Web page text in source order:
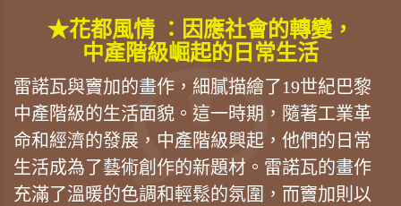
★花都風情 ：因應社會的轉變，
中產階級崛起的日常生活
雷諾瓦與竇加的畫作，細膩描繪了19世紀巴黎
中產階級的生活面貌。這一時期，隨著工業革
命和經濟的發展，中產階級興起，他們的日常
生活成為了藝術創作的新題材。雷諾瓦的畫作
充滿了溫暖的色調和輕鬆的氛圍，而竇加則以